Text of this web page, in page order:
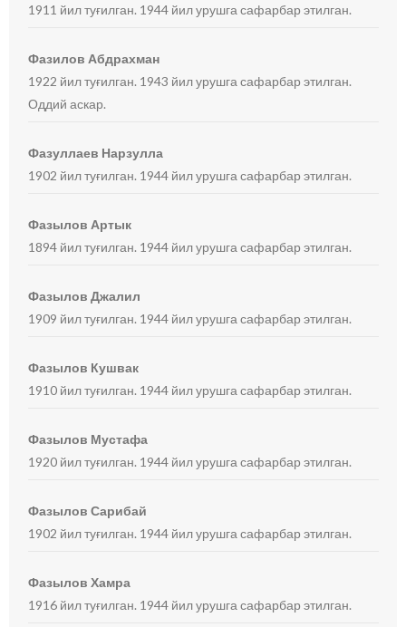
1911 йил туғилган. 1944 йил урушга сафарбар этилган.
Фазилов Абдрахман
1922 йил туғилган. 1943 йил урушга сафарбар этилган.
Оддий аскар.
Фазуллаев Нарзулла
1902 йил туғилган. 1944 йил урушга сафарбар этилган.
Фазылов Артык
1894 йил туғилган. 1944 йил урушга сафарбар этилган.
Фазылов Джалил
1909 йил туғилган. 1944 йил урушга сафарбар этилган.
Фазылов Кушвак
1910 йил туғилган. 1944 йил урушга сафарбар этилган.
Фазылов Мустафа
1920 йил туғилган. 1944 йил урушга сафарбар этилган.
Фазылов Сарибай
1902 йил туғилган. 1944 йил урушга сафарбар этилган.
Фазылов Хамра
1916 йил туғилган. 1944 йил урушга сафарбар этилган.